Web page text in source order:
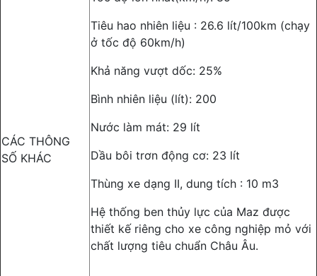
CÁC THÔNG
SỐ KHÁC
Tiêu hao nhiên liệu : 26.6 lít/100km (chạy
ở tốc độ 60km/h)
Khả năng vượt dốc: 25%
Bình nhiên liệu (lít): 200
Nước làm mát: 29 lít
Dầu bôi trơn động cơ: 23 lít
Thùng xe dạng II, dung tích : 10 m3
Hệ thống ben thủy lực của Maz được
thiết kế riêng cho xe công nghiệp mỏ với
chất lượng tiêu chuẩn Châu Âu.